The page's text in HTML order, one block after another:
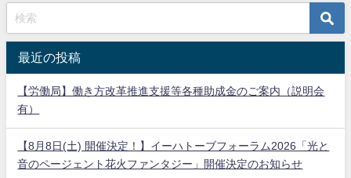
最近の投稿
【労働局】働き方改革推進支援等各種助成金のご案内（説明会
有）
【8月8日(土) 開催決定！】イーハトーブフォーラム2026「光と
音のページェント花火ファンタジー」開催決定のお知らせ